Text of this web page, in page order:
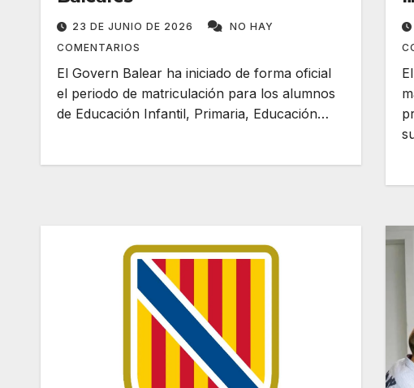
23 DE JUNIO DE 2026
NO HAY
COMENTARIOS
El Govern Balear ha iniciado de forma oficial
el periodo de matriculación para los alumnos
de Educación Infantil, Primaria, Educación…